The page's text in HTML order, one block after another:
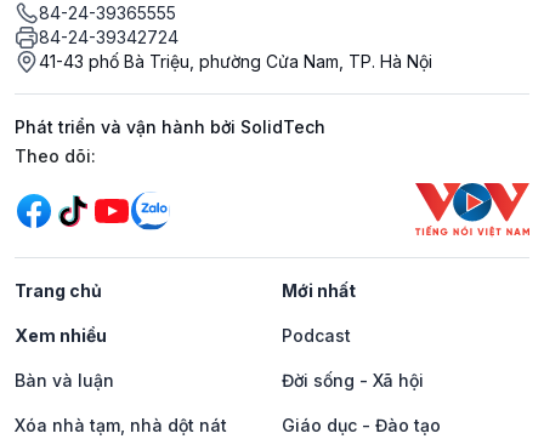
84-24-39365555
84-24-39342724
41-43 phố Bà Triệu, phường Cửa Nam, TP. Hà Nội
Phát triển và vận hành bởi SolidTech
Mạng xã hội
Theo dõi:
Trang chủ Mới nhất
Xem nhiều Podcast
Bàn và luận Đời sống - Xã hội
Xóa nhà tạm, nhà dột nát Giáo dục - Đào tạo